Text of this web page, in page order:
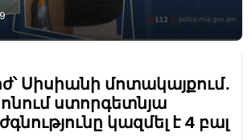
Սիսիանի մոտակայքում․
ստորգետնյա
կազմել է 4 բալ